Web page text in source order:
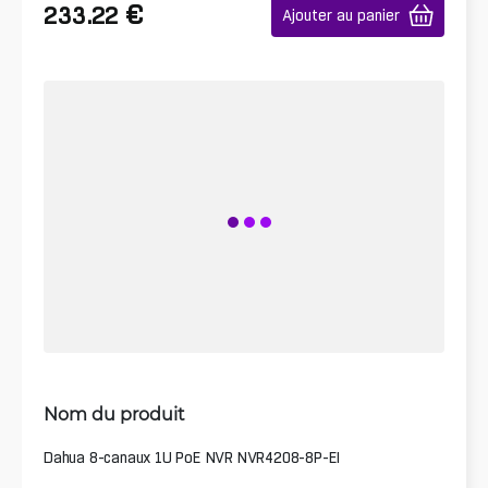
233.22 € Ajouter au panier
Nom du produit
Dahua 8-canaux 1U PoE NVR NVR4208-8P-EI